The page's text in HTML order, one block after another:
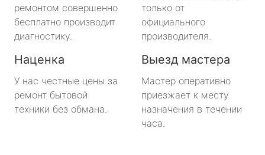
ремонтом совершенно
бесплатно производит
диагностику.
только от
официального
производителя.
Наценка
У нас честные цены за
ремонт бытовой
техники без обмана.
Выезд мастера
Мастер оперативно
приезжает к месту
назначения в течении
часа.